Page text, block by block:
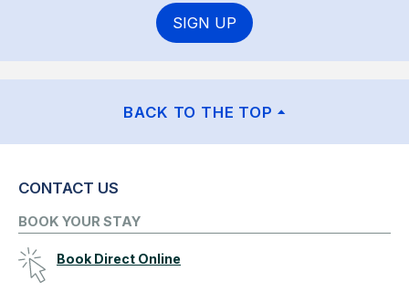
SIGN UP
BACK TO THE TOP
CONTACT US
BOOK YOUR STAY
Book Direct Online